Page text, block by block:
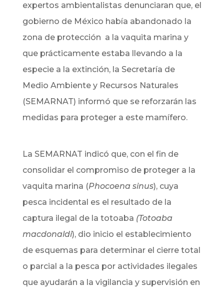
expertos ambientalistas denunciaran que, el
gobierno de México había abandonado la
zona de protección a la vaquita marina y
que prácticamente estaba llevando a la
especie a la extinción, la Secretaría de
Medio Ambiente y Recursos Naturales
(SEMARNAT) informó que se reforzarán las
medidas para proteger a este mamífero.
La SEMARNAT indicó que, con el fin de
consolidar el compromiso de proteger a la
vaquita marina (Phocoena sinus), cuya
pesca incidental es el resultado de la
captura ilegal de la totoaba (Totoaba
macdonaldi), dio inicio el establecimiento
de esquemas para determinar el cierre total
o parcial a la pesca por actividades ilegales
que ayudarán a la vigilancia y supervisión en